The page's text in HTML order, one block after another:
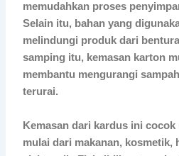
memudahkan proses
Selain itu, bahan yang
melindungi produk dari
samping itu, kemasan karton
membantu mengurangi
terurai.
Kemasan dari kardus ini
mulai dari makanan, kosmetik,